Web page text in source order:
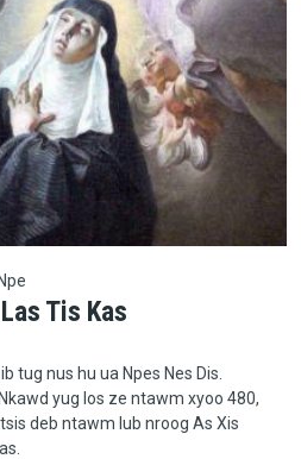
Tis Kas
tug nus hu ua Npes Nes Dis.
yug los ze ntawm xyoo 480,
deb ntawm lub nroog As Xis